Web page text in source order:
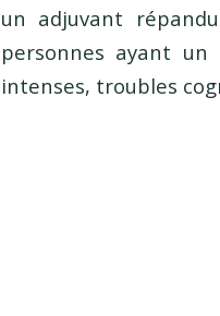
un adjuvant
personnes ayant un
intenses, troubles